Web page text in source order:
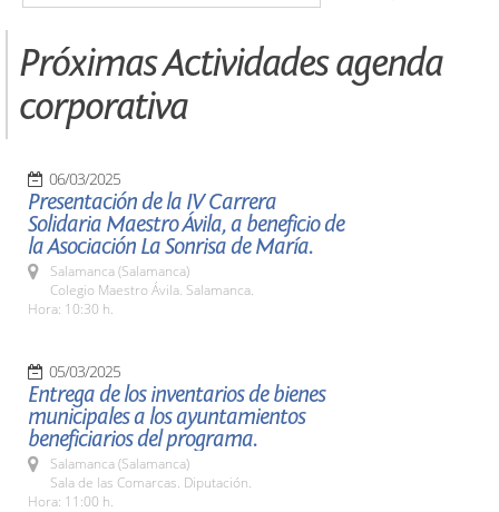
Próximas Actividades agenda
corporativa
06/03/2025
Presentación de la IV Carrera
Solidaria Maestro Ávila, a beneficio de
la Asociación La Sonrisa de María.
Salamanca (Salamanca)
Colegio Maestro Ávila. Salamanca.
Hora: 10:30 h.
05/03/2025
Entrega de los inventarios de bienes
municipales a los ayuntamientos
beneficiarios del programa.
Salamanca (Salamanca)
Sala de las Comarcas. Diputación.
Hora: 11:00 h.